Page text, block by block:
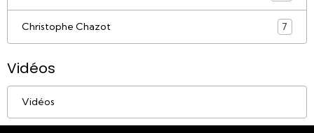
Christophe Chazot 7
Vidéos
Vidéos